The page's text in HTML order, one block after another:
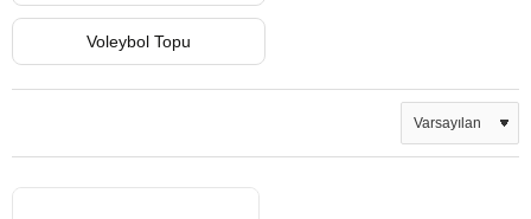
Voleybol Topu